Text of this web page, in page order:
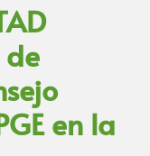
de
en la